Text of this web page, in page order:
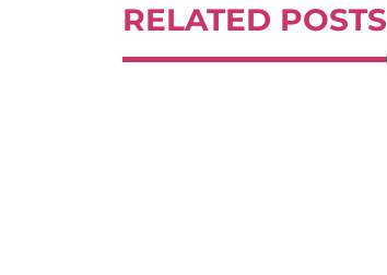
RELATED POSTS